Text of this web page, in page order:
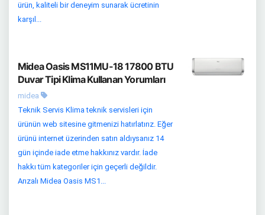
ürün, kaliteli bir deneyim sunarak ücretinin
karşıl...
Midea Oasis MS11MU-18 17800 BTU
Duvar Tipi Klima Kullanan Yorumları
midea
Teknik Servis Klima teknik servisleri için
ürünün web sitesine gitmenizi hatırlatırız. Eğer
ürünü internet üzerinden satın aldıysanız 14
gün içinde iade etme hakkınız vardır. İade
hakkı tüm kategoriler için geçerli değildir.
Arızalı Midea Oasis MS1...